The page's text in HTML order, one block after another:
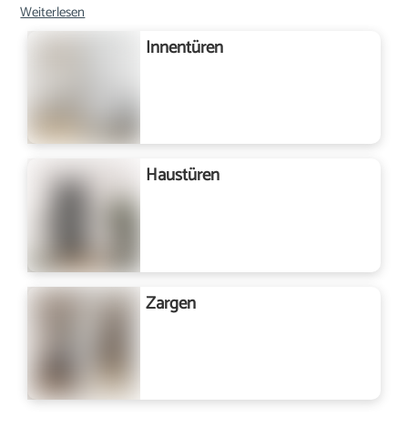
Weiterlesen
Innentüren
Haustüren
Zargen